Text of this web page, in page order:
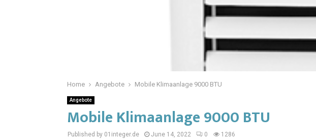
Home Angebote Mobile Klimaanlage 9000 BTU
Angebote
Mobile Klimaanlage 9000 BTU
Published by 01integer.de June 14, 2022 0 1286